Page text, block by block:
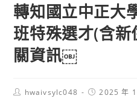
轉知國立中正大
班特殊選才(含
關資訊￼
Posthwaivsylc048
Post2025 年